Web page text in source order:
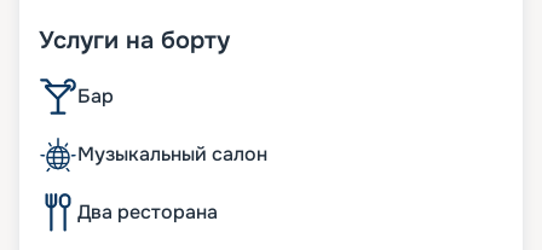
Услуги на борту
Бар
Музыкальный салон
Два ресторана